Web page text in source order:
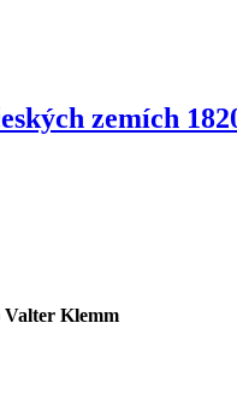
zemích
Valter Klemm